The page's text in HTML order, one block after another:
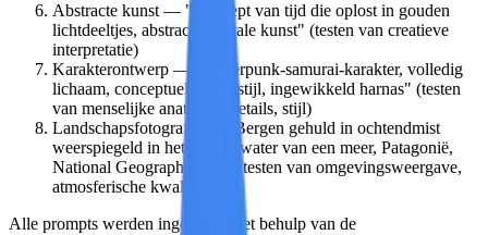
Abstracte kunst — "Concept van tijd die oplost in gouden
lichtdeeltjes, abstracte digitale kunst" (testen van creatieve
interpretatie)
Karakterontwerp — "Cyberpunk-samurai-karakter, volledig
lichaam, conceptuele kunststijl, ingewikkeld harnas" (testen
van menselijke anatomie, details, stijl)
Landschapsfotografie
— "Bergen gehuld in ochtendmist
weerspiegeld in het rustige water van een meer, Patagonië,
National Geographic-stijl" (testen van omgevingsweergave,
atmosferische kwaliteit)
Alle prompts werden ingediend met behulp van de